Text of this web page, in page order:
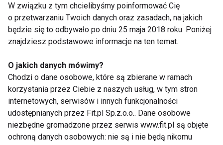
W finale rywalami Ivana i Blanki będą Krzysztof
Tyniec i Kamila Kajak. Ta para przyzwyczaiła już nas
do znakomitych występów. Tak było i tym razem.
oka i nie powstydziliby się go nawet profesjonalni
tancerze. Sędziowie chwalili Tyńca za nienaganną
technikę, profesjonalne podejście do treningów i
idealną sylwetkę. Surowa z reguły Ivona Pavlović po
raz kolejny nie mogła się nachwalić Krzysztofa, a
Beata Tyszkiewicz żartowała, że Tyniec psuje
W związku z tym chcielibyśmy poinformować Cię
o przetwarzaniu Twoich danych oraz zasadach, na jakich
będzie się to odbywało po dniu 25 maja 2018 roku. Poniżej
znajdziesz podstawowe informacje na ten temat.
O jakich danych mówimy?
Chodzi o dane osobowe, które są zbierane w ramach
korzystania przez Ciebie z naszych usług, w tym stron
internetowych, serwisów i innych funkcjonalności
udostępnianych przez Fit.pl Sp.z.o.o.. Dane osobowe
niezbędne gromadzone przez serwis www.fit.pl są objęte
ochroną danych osobowych: nie są i nie będą nikomu